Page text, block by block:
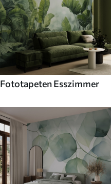
Fototapeten Esszimmer